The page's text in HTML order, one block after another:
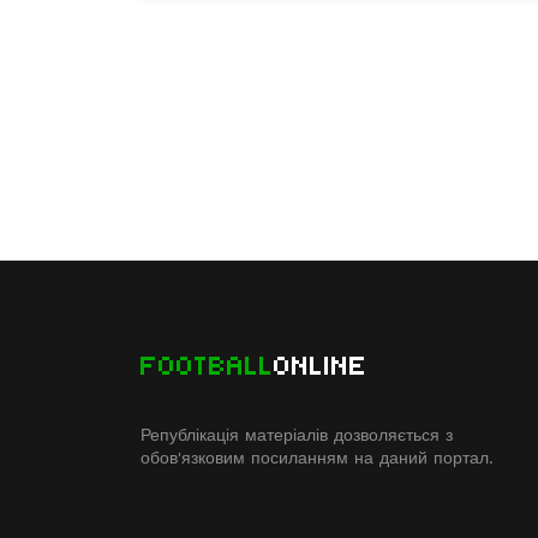
FOOTBALLONLINE
Републікація матеріалів дозволяється з
обов'язковим посиланням на даний портал.